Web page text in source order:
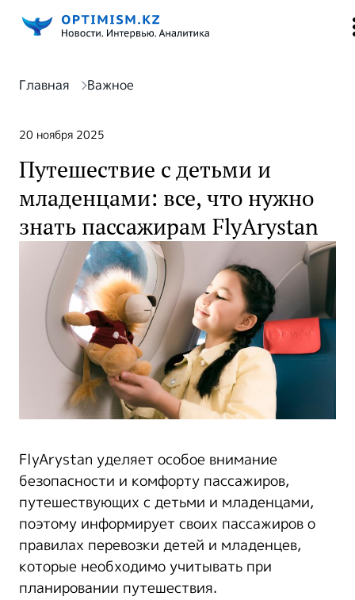
Главная Важное
20 ноября 2025
Путешествие с детьми и
младенцами: все, что нужно
знать пассажирам FlyArystan
FlyArystan уделяет особое внимание
безопасности и комфорту пассажиров,
путешествующих с детьми и младенцами,
поэтому информирует своих пассажиров о
правилах перевозки детей и младенцев,
которые необходимо учитывать при
планировании путешествия.